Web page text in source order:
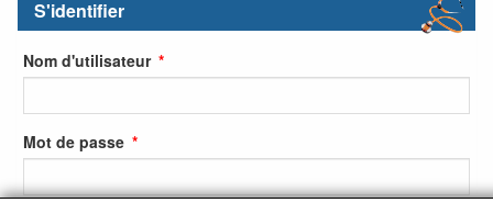
S'identifier
Nom d'utilisateur
Mot de passe